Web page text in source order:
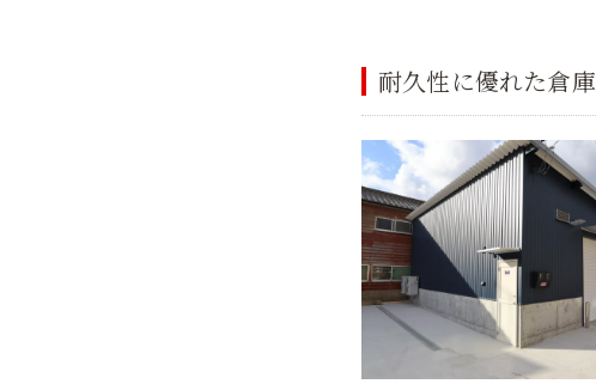
耐久性に優れた倉庫